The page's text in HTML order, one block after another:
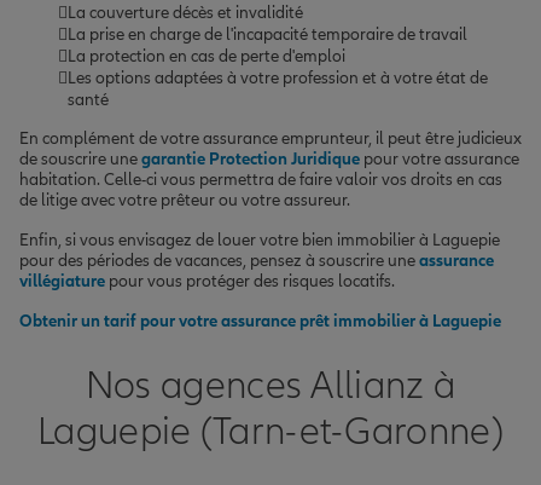
La couverture décès et invalidité
La prise en charge de l'incapacité temporaire de travail
La protection en cas de perte d'emploi
Les options adaptées à votre profession et à votre état de
santé
En complément de votre assurance emprunteur, il peut être judicieux
de souscrire unegarantie Protection Juridique pour votre assurance
habitation. Celle-ci vous permettra de faire valoir vos droits en cas
de litige avec votre prêteur ou votre assureur.
Enfin, si vous envisagez de louer votre bien immobilier à Laguepie
pour des périodes de vacances, pensez à souscrire uneassurance
villégiature pour vous protéger des risques locatifs.
Obtenir un tarif pour votre assurance prêt immobilier à Laguepie
Nos agences Allianz à
Laguepie (Tarn-et-Garonne)